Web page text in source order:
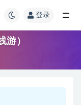
登录
游）